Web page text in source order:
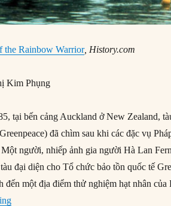
the Rainbow Warrior, History.com
Kim Phụng
tại bến cảng Auckland ở New Zealand,
đã chìm sau khi các đặc vụ
người, nhiếp ảnh gia người Hà Lan
đại diện cho Tổ chức bảo tồn quốc tế
đến một địa điểm thử nghiệm hạt nhân
“10/07/1985: Pháp đánh chìm tàu của tổ